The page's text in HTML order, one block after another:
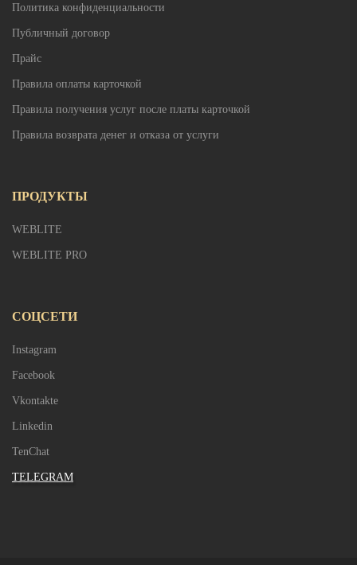
Политика конфиденциальности
Публичный договор
Прайс
Правила оплаты карточкой
Правила получения услуг после платы карточкой
Правила возврата денег и отказа от услуги
ПРОДУКТЫ
WEBLITE
WEBLITE PRO
СОЦСЕТИ
Instagram
Facebook
Vkontakte
Linkedin
TenChat
TELEGRAM